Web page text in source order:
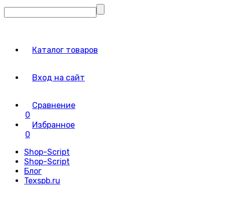
Каталог товаров
Вход на сайт
Сравнение
0
Избранное
0
Shop-Script
Shop-Script
Блог
Texspb.ru